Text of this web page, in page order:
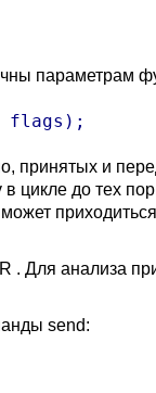
параметрам
flags);
принятых и
до тех
может
. Для анализа
send: